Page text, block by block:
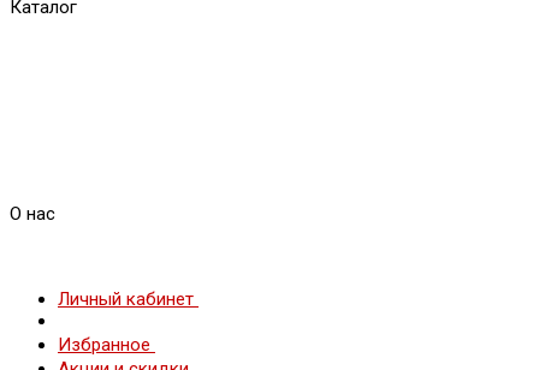
Каталог
О нас
Личный кабинет
Избранное